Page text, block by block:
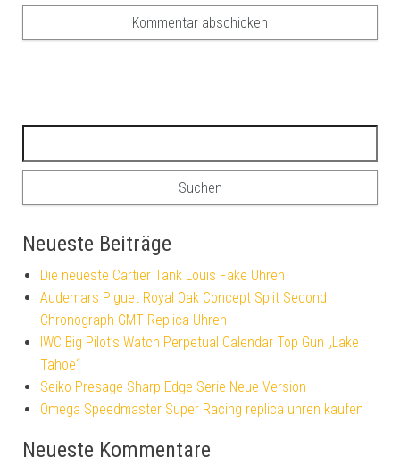
Neueste Beiträge
Die neueste Cartier Tank Louis Fake Uhren
Audemars Piguet Royal Oak Concept Split Second
Chronograph GMT Replica Uhren
IWC Big Pilot’s Watch Perpetual Calendar Top Gun „Lake
Tahoe“
Seiko Presage Sharp Edge Serie Neue Version
Omega Speedmaster Super Racing replica uhren kaufen
Neueste Kommentare